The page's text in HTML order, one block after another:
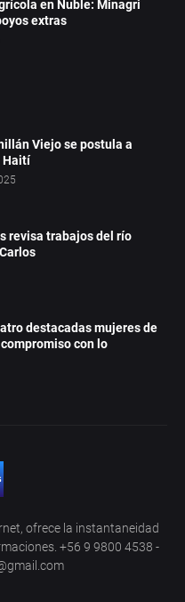
en Ñuble: Minagri
extras
Viejo se postula a
Haití
revisa trabajos del río
destacadas mujeres de
con lo
ofrece la instantaneidad
+56 9 9800 4538 -